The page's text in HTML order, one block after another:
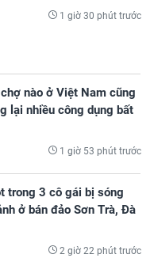
1 giờ 30 phút trước
nào ở Việt Nam cũng
lại nhiều công dụng bất
1 giờ 53 phút trước
trong 3 cô gái bị sóng
ở bán đảo Sơn Trà, Đà
2 giờ 22 phút trước